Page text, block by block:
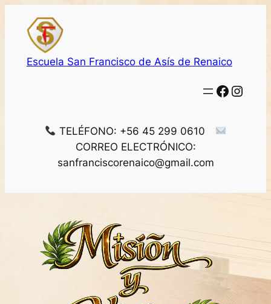
contenido
Escuela San Francisco de Asís de Renaico
TELÉFONO: +56 45 299 0610
CORREO ELECTRÓNICO:
sanfranciscorenaico@gmail.com